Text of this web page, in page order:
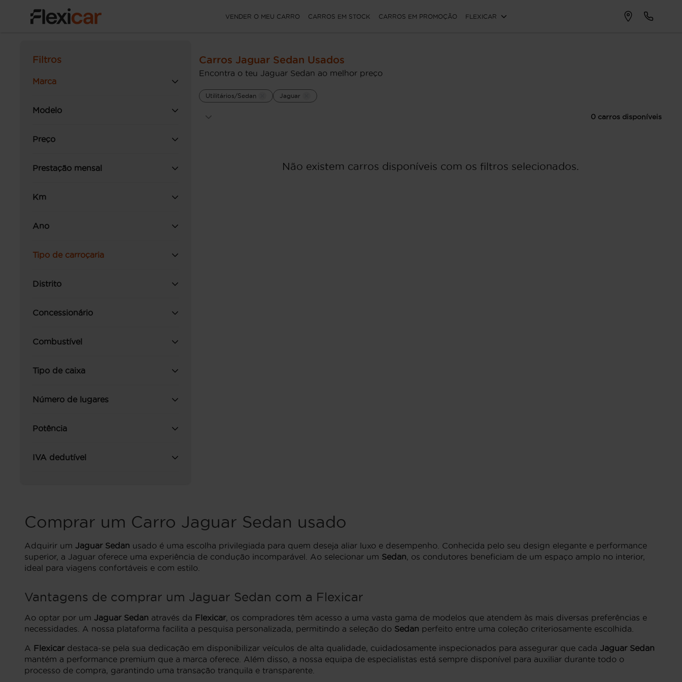
VENDER O MEU CARRO CARROS EM STOCK CARROS EM PROMOÇÃO FLEXICAR
Filtros
Marca
Modelo
Preço
Prestação mensal
Km
Ano
Tipo de carroçaria
Distrito
Concessionário
Combustível
Tipo de caixa
Número de lugares
Potência
IVA dedutível
Carros Jaguar Sedan Usados
Encontra o teu Jaguar Sedan ao melhor preço
Utilitários/Sedan Jaguar
0 carros disponíveis
Não existem carros disponíveis com os filtros selecionados.
Comprar um Carro Jaguar Sedan usado
Adquirir um Jaguar Sedan usado é uma escolha privilegiada para quem deseja aliar luxo e desempenho. Conhecida pelo seu design elegante e performance
superior, a Jaguar oferece uma experiência de condução incomparável. Ao selecionar um Sedan, os condutores beneficiam de um espaço amplo no interior,
ideal para viagens confortáveis e com estilo.
Vantagens de comprar um Jaguar Sedan com a Flexicar
Ao optar por um Jaguar Sedan através da Flexicar, os compradores têm acesso a uma vasta gama de modelos que atendem às mais diversas preferências e
necessidades. A nossa plataforma facilita a pesquisa personalizada, permitindo a seleção do Sedan perfeito entre uma coleção criteriosamente escolhida.
A Flexicardestaca-se pela sua dedicação em disponibilizar veículos de alta qualidade, cuidadosamente inspecionados para assegurar que cada Jaguar Sedan
mantém a performance premium que a marca oferece. Além disso, a nossa equipa de especialistas está sempre disponível para auxiliar durante todo o
processo de compra, garantindo uma transação tranquila e transparente.